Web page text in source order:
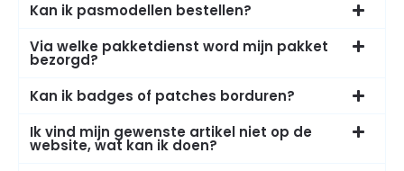
Kan ik pasmodellen bestellen?
Via welke pakketdienst word mijn pakket
bezorgd?
Kan ik badges of patches borduren?
Ik vind mijn gewenste artikel niet op de
website, wat kan ik doen?